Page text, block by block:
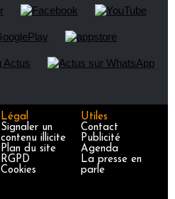
Légal
Signaler un
contenu illicite
Plan du site
RGPD
Cookies
Utiles
Contact
Publicité
Agenda
La presse en
parle